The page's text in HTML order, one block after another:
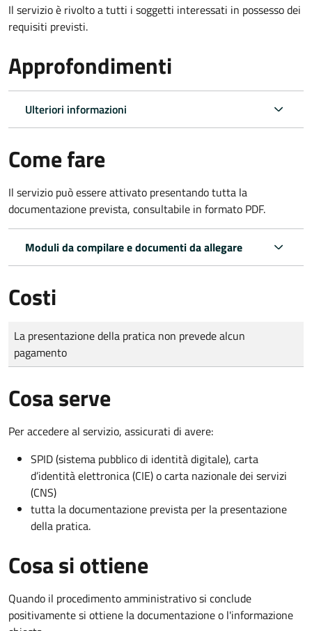
Il servizio è rivolto a tutti i soggetti interessati in possesso dei
requisiti previsti.
Approfondimenti
Ulteriori informazioni
Come fare
Il servizio può essere attivato presentando tutta la
documentazione prevista, consultabile in formato PDF.
Moduli da compilare e documenti da allegare
Costi
Tipo di pagamento
Importo
La presentazione della pratica non prevede alcun
pagamento
Cosa serve
Per accedere al servizio, assicurati di avere:
SPID (sistema pubblico di identità digitale), carta
d’identità elettronica (CIE) o carta nazionale dei servizi
(CNS)
tutta la documentazione prevista per la presentazione
della pratica.
Cosa si ottiene
Quando il procedimento amministrativo si conclude
positivamente si ottiene la documentazione o l'informazione